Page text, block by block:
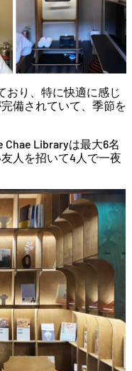
おり、特に快適に感じ
備されていて、季節を
Libraryは最大6名
人を招いて4人で一夜